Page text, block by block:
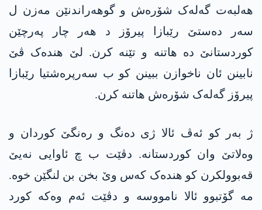
ھەلبەت گەلەک شۆرەش و گوھەراندنێن مەزن ل
سەر دەستێ رێبازا پیرۆز د ھەر چار پەرچێن
کوردستانێ دە ھاتنە و تێنە کرن. لێ ھندەک ڤێ
نابینن ئان ناخوازن ببینن کو ب سەرپرەشتیا رێبازا
پیرۆز گەلەک شۆرەش ھاتنە کرن.
ژ بەر کو ئەڤ ئالا ژی دەنگ و رەنگێ کوردان و
وەلاتێ وان کوردستانە. دڤێت ب چ ئاوایی نەیێ
قەبوولکرن کو ھندەک کەس وێ بخن بن لنگێن خوە.
مە گۆتبوو ئالا نامووسە و دڤێت ئەم وەکە کورد